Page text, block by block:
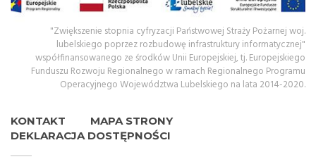
KONTAKT
MAPA STRONY
DEKLARACJA DOSTĘPNOŚCI
"Zwiększenie stopnia cyfryzacji Państwowej Straży Pożarnej woj.
lubelskiego poprzez rozbudowę infrastruktury informatycznej"
współfinansowanego ze środków Unii Europejskiej, tj. Europejskiego
Funduszu Rozwoju Regionalnego w ramach Regionalnego Programu
Operacyjnego Województwa Lubelskiego na lata 2014-2020.